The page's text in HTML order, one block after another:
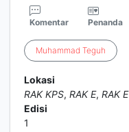
Komentar Penanda
Muhammad Teguh
Lokasi
RAK KPS, RAK E, RAK E
Edisi
1